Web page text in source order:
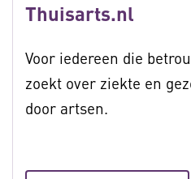
Thuisarts.nl
Voor iedereen die
zoekt over ziekte en
door artsen.